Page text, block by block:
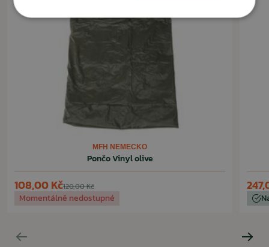
MFH NEMECKO
Pončo Vinyl olive
120,00 Kč
108,00 Kč
Momentálně nedostupné